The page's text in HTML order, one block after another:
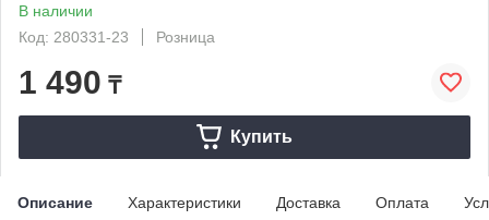
В наличии
Код: 280331-23
Розница
1 490 ₸
Купить
Описание Характеристики Доставка Оплата